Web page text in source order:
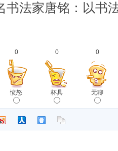
书法家唐铭：以书
0
愤怒
0
杯具
0
无聊